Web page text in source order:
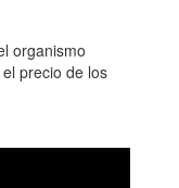
organismo
precio de los